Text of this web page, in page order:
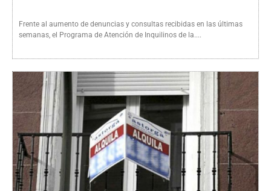
Frente al aumento de denuncias y consultas recibidas en las últimas
semanas, el Programa de Atención de Inquilinos de la....